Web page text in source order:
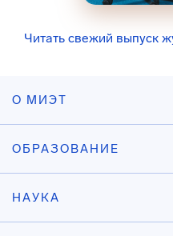
Читать свежий выпуск
О МИЭТ
ОБРАЗОВАНИЕ
НАУКА